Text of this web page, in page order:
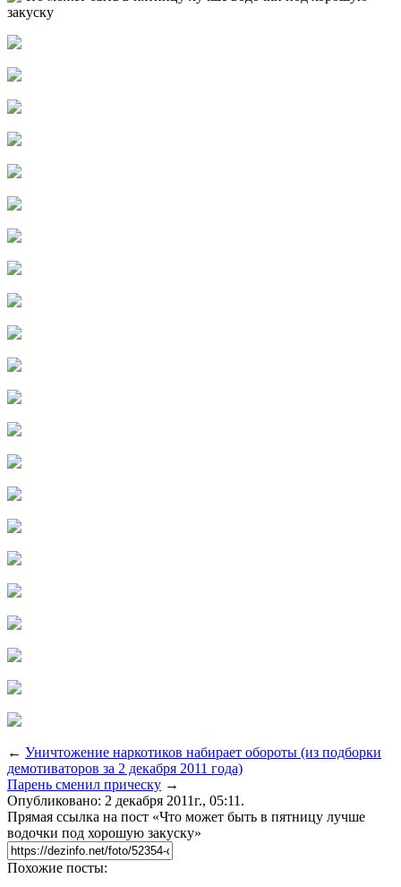
← Уничтожение наркотиков набирает обороты (из подборки
демотиваторов за 2 декабря 2011 года)
Парень сменил прическу →
Опубликовано: 2 декабря 2011г., 05:11.
Прямая ссылка на пост «Что может быть в пятницу лучше
водочки под хорошую закуску»
Похожие посты: